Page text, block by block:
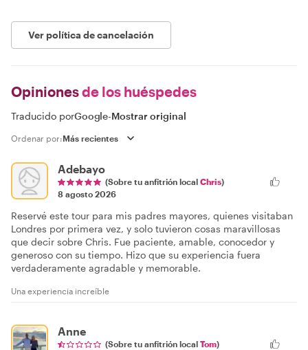
Ver política de cancelación
Opinionesde los huéspedes
Traducido porGoogle-Mostrar original
Ordenar por:
Adebayo
(Sobre tu anfitrión local Chris)
8 agosto 2026
Reservé este tour para mis padres mayores, quienes visitaban
Londres por primera vez, y solo tuvieron cosas maravillosas
que decir sobre Chris. Fue paciente, amable, conocedor y
generoso con su tiempo. Hizo que su experiencia fuera
verdaderamente agradable y memorable.
Una experiencia increíble
Anne
(Sobre tu anfitrión local Tom)